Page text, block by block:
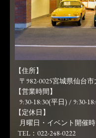
【住所】
〒982-0025宮城県仙台
【営業時間】
9:30-18:30(平日) / 9:30-
【定休日】
月曜日・イベント開催
TEL：022-248-0222